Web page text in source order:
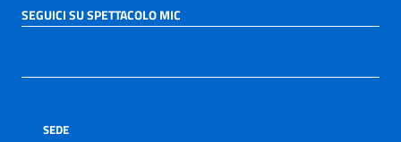
SEGUICI SU SPETTACOLO MIC
SEDE